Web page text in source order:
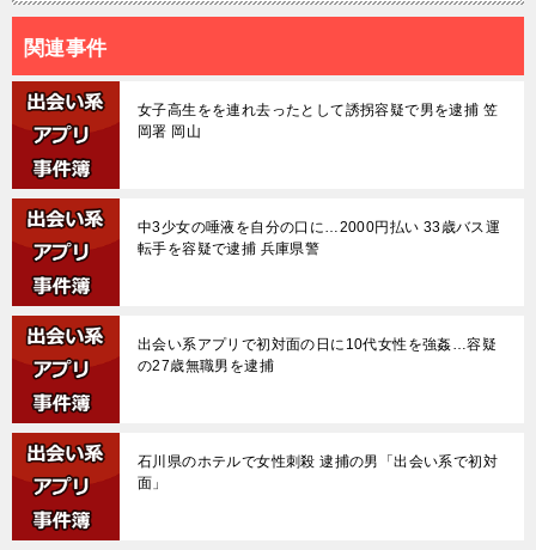
関連事件
女子高生をを連れ去ったとして誘拐容疑で男を逮捕 笠
岡署 岡山
中3少女の唾液を自分の口に…2000円払い 33歳バス運
転手を容疑で逮捕 兵庫県警
出会い系アプリで初対面の日に10代女性を強姦…容疑
の27歳無職男を逮捕
石川県のホテルで女性刺殺 逮捕の男「出会い系で初対
面」